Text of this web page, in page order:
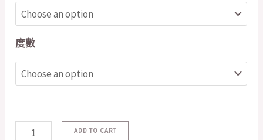
度數
ADD TO CART